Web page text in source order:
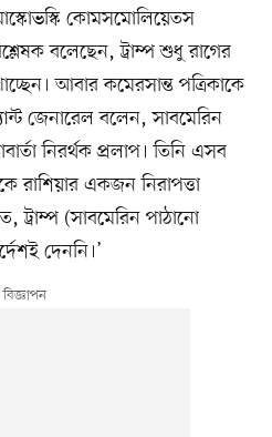
কোমসমোলিয়েতস
বলেছেন, ট্রাম্প শুধু রাগের
আবার কমেরসান্ত পত্রিকাকে
জেনারেল বলেন, সাবমেরিন
নিরর্থক প্রলাপ। তিনি এসব
রাশিয়ার একজন নিরাপত্তা
ট্রাম্প (সাবমেরিন পাঠানো
দেননি।’